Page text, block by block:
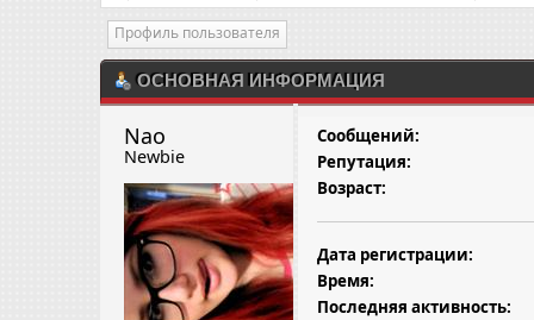
Профиль пользователя
ОСНОВНАЯ ИНФОРМАЦИЯ
Nao
Newbie
Сообщений:
Репутация:
Возраст:
Дата регистрации:
Время:
Последняя активность: